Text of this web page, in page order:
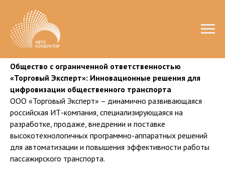
Общество с ограниченной ответственностью
«Торговый Эксперт»: Инновационные решения для
цифровизации общественного транспорта
ООО «Торговый Эксперт» – динамично развивающаяся
российская ИТ-компания, специализирующаяся на
разработке, продаже, внедрении и поставке
высокотехнологичных программно-аппаратных решений
для автоматизации и повышения эффективности работы
пассажирского транспорта.